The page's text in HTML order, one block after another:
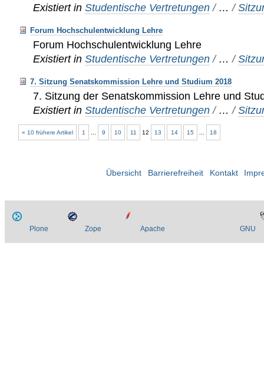
Existiert in Studentische Vertretungen / …/
Forum Hochschulentwicklung Lehre
Forum Hochschulentwicklung Lehre
Existiert in Studentische Vertretungen / …/
7. Sitzung Senatskommission Lehre und Studium 2018
7. Sitzung der Senatskommission Lehre und
Existiert in Studentische Vertretungen / …/
« 10 frühere Artikel 1 9 10 11 12 13 14 15 18
Übersicht Barrierefreiheit Kontakt
Plone Zope Apache GNU